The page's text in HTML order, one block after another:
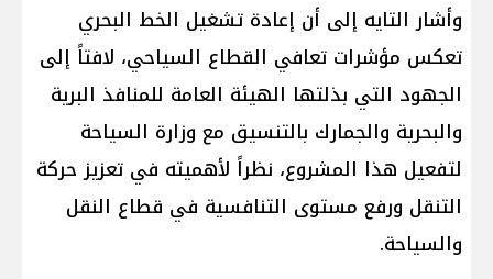
وأشار التايه إلى أن إعادة تشغيل الخط البحري
تعكس مؤشرات تعافي القطاع السياحي، لافتاً إلى
الجهود التي بذلتها الهيئة العامة للمنافذ البرية
والبحرية والجمارك بالتنسيق مع وزارة السياحة
لتفعيل هذا المشروع، نظراً لأهميته في تعزيز حركة
التنقل ورفع مستوى التنافسية في قطاع النقل
والسياحة.